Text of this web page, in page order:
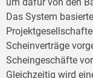
um dafür von den
Das System
Scheinverträge
Scheingeschäfte
Gleichzeitig wird